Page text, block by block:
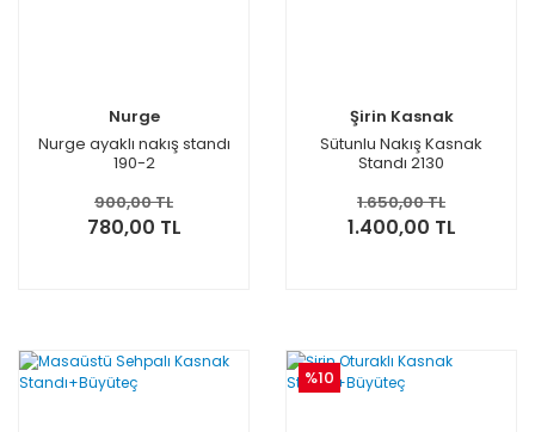
Nurge
Nurge ayaklı nakış standı
190-2
900,00 TL
780,00 TL
Şirin Kasnak
Sütunlu Nakış Kasnak
Standı 2130
1.650,00 TL
1.400,00 TL
%10